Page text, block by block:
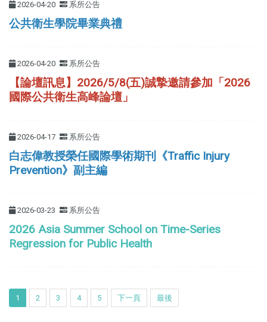
2026-04-20 系所公告
公共衛生學院畢業典禮
2026-04-20 系所公告
【論壇訊息】2026/5/8(五)誠摯邀請參加「2026
國際公共衛生高峰論壇」
2026-04-17 系所公告
白志偉教授榮任國際學術期刊《Traffic Injury
Prevention》副主編
2026-03-23 系所公告
2026 Asia Summer School on Time-Series
Regression for Public Health
1 2 3 4 5 下一頁 最後